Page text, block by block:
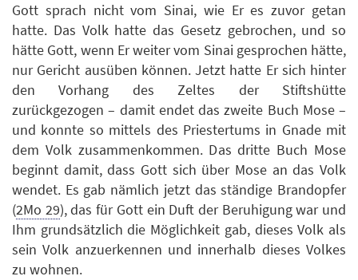
Gott sprach nicht vom Sinai, wie Er es zuvor getan
hatte. Das Volk hatte das Gesetz gebrochen, und so
hätte Gott, wenn Er weiter vom Sinai gesprochen hätte,
nur Gericht ausüben können. Jetzt hatte Er sich hinter
den Vorhang des Zeltes der Stiftshütte
zurückgezogen – damit endet das zweite Buch Mose –
und konnte so mittels des Priestertums in Gnade mit
dem Volk zusammenkommen. Das dritte Buch Mose
beginnt damit, dass Gott sich über Mose an das Volk
wendet. Es gab nämlich jetzt das ständige Brandopfer
(2Mo 29), das für Gott ein Duft der Beruhigung war und
Ihm grundsätzlich die Möglichkeit gab, dieses Volk als
sein Volk anzuerkennen und innerhalb dieses Volkes
zu wohnen.